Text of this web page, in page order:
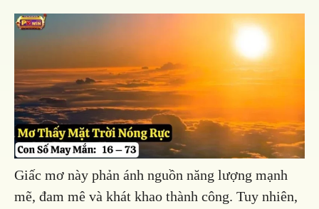
Giấc mơ này phản ánh nguồn năng lượng mạnh
mẽ, đam mê và khát khao thành công. Tuy nhiên,